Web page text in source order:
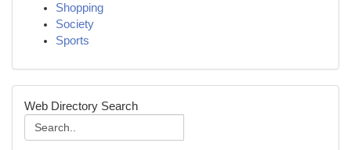
Shopping
Society
Sports
Web Directory Search